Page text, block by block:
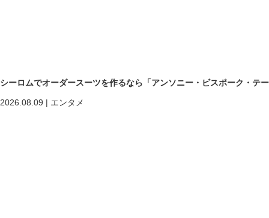
シーロムでオーダースーツを作るなら「アンソニー・ビスポーク・テ
2026.08.09 | エンタメ